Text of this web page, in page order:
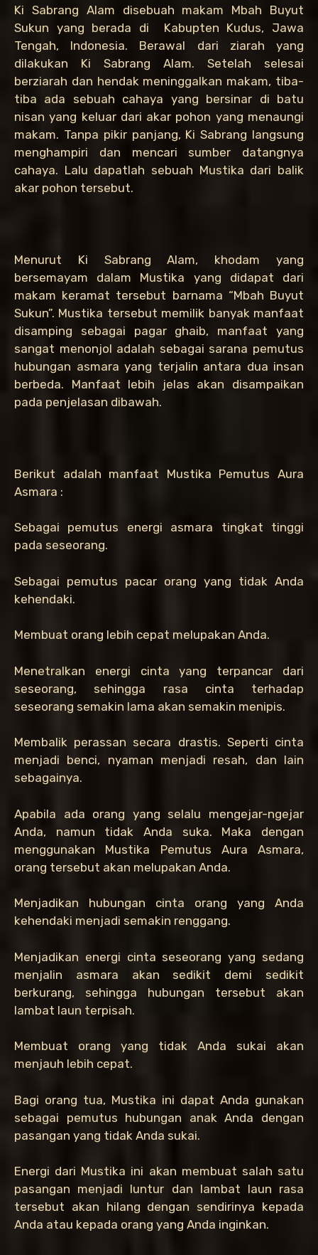
Ki Sabrang Alam disebuah makam Mbah Buyut
Sukun yang berada di Kabupten Kudus, Jawa
Tengah, Indonesia. Berawal dari ziarah yang
dilakukan Ki Sabrang Alam. Setelah selesai
berziarah dan hendak meninggalkan makam, tiba-
tiba ada sebuah cahaya yang bersinar di batu
nisan yang keluar dari akar pohon yang menaungi
makam. Tanpa pikir panjang, Ki Sabrang langsung
menghampiri dan mencari sumber datangnya
cahaya. Lalu dapatlah sebuah Mustika dari balik
akar pohon tersebut.
Menurut Ki Sabrang Alam, khodam yang
bersemayam dalam Mustika yang didapat dari
makam keramat tersebut barnama “Mbah Buyut
Sukun”. Mustika tersebut memilik banyak manfaat
disamping sebagai pagar ghaib, manfaat yang
sangat menonjol adalah sebagai sarana pemutus
hubungan asmara yang terjalin antara dua insan
berbeda. Manfaat lebih jelas akan disampaikan
pada penjelasan dibawah.
Berikut adalah manfaat Mustika Pemutus Aura
Asmara :
Sebagai pemutus energi asmara tingkat tinggi
pada seseorang.
Sebagai pemutus pacar orang yang tidak Anda
kehendaki.
Membuat orang lebih cepat melupakan Anda.
Menetralkan energi cinta yang terpancar dari
seseorang, sehingga rasa cinta terhadap
seseorang semakin lama akan semakin menipis.
Membalik perassan secara drastis. Seperti cinta
menjadi benci, nyaman menjadi resah, dan lain
sebagainya.
Apabila ada orang yang selalu mengejar-ngejar
Anda, namun tidak Anda suka. Maka dengan
menggunakan Mustika Pemutus Aura Asmara,
orang tersebut akan melupakan Anda.
Menjadikan hubungan cinta orang yang Anda
kehendaki menjadi semakin renggang.
Menjadikan energi cinta seseorang yang sedang
menjalin asmara akan sedikit demi sedikit
berkurang, sehingga hubungan tersebut akan
lambat laun terpisah.
Membuat orang yang tidak Anda sukai akan
menjauh lebih cepat.
Bagi orang tua, Mustika ini dapat Anda gunakan
sebagai pemutus hubungan anak Anda dengan
pasangan yang tidak Anda sukai.
Energi dari Mustika ini akan membuat salah satu
pasangan menjadi luntur dan lambat laun rasa
tersebut akan hilang dengan sendirinya kepada
Anda atau kepada orang yang Anda inginkan.